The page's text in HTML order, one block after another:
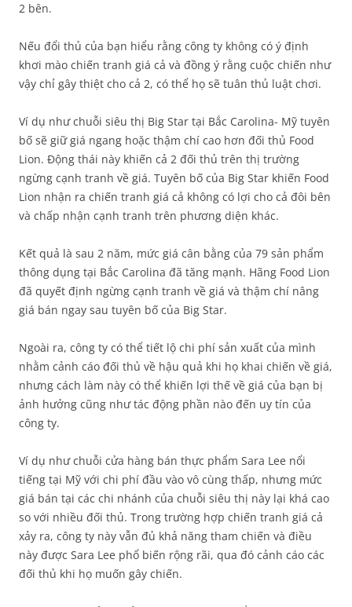
2 bên.
Nếu đổi thủ của bạn hiểu rằng công ty không có ý định
khơi mào chiến tranh giá cả và đồng ý rằng cuộc chiến như
vậy chỉ gây thiệt cho cả 2, có thể họ sẽ tuân thủ luật chơi.
Ví dụ như chuỗi siêu thị Big Star tại Bắc Carolina- Mỹ tuyên
bố sẽ giữ giá ngang hoặc thậm chí cao hơn đối thủ Food
Lion. Động thái này khiến cả 2 đối thủ trên thị trường
ngừng cạnh tranh về giá. Tuyên bố của Big Star khiến Food
Lion nhận ra chiến tranh giá cả không có lợi cho cả đôi bên
và chấp nhận cạnh tranh trên phương diện khác.
Kết quả là sau 2 năm, mức giá cân bằng của 79 sản phẩm
thông dụng tại Bắc Carolina đã tăng mạnh. Hãng Food Lion
đã quyết định ngừng cạnh tranh về giá và thậm chí nâng
giá bán ngay sau tuyên bố của Big Star.
Ngoài ra, công ty có thể tiết lộ chi phí sản xuất của mình
nhằm cảnh cáo đối thủ về hậu quả khi họ khai chiến về giá,
nhưng cách làm này có thể khiến lợi thế về giá của bạn bị
ảnh hưởng cũng như tác động phần nào đến uy tín của
công ty.
Ví dụ như chuỗi cửa hàng bán thực phẩm Sara Lee nổi
tiếng tại Mỹ với chi phí đầu vào vô cùng thấp, nhưng mức
giá bán tại các chi nhánh của chuỗi siêu thị này lại khá cao
so với nhiều đối thủ. Trong trường hợp chiến tranh giá cả
xảy ra, công ty này vẫn đủ khả năng tham chiến và điều
này được Sara Lee phổ biến rộng rãi, qua đó cảnh cáo các
đối thủ khi họ muốn gây chiến.